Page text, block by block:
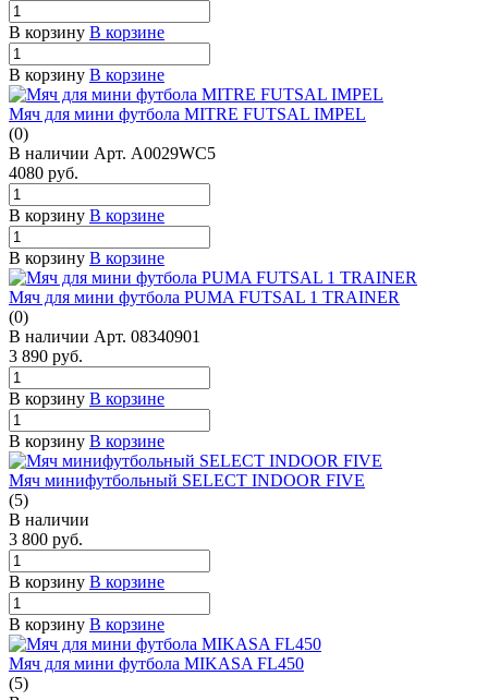
В корзину В корзине
В корзину В корзине
Мяч для мини футбола MITRE FUTSAL IMPEL
(0)
В наличии Арт. A0029WC5
4080 руб.
В корзину В корзине
В корзину В корзине
Мяч для мини футбола PUMA FUTSAL 1 TRAINER
(0)
В наличии Арт. 08340901
3 890 руб.
В корзину В корзине
В корзину В корзине
Мяч минифутбольный SELECT INDOOR FIVE
(5)
В наличии
3 800 руб.
В корзину В корзине
В корзину В корзине
Мяч для мини футбола MIKASA FL450
(5)